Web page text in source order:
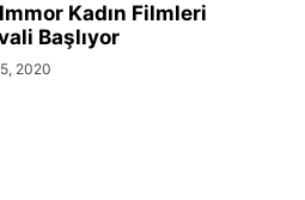
Kadın Filmleri
Başlıyor
2020